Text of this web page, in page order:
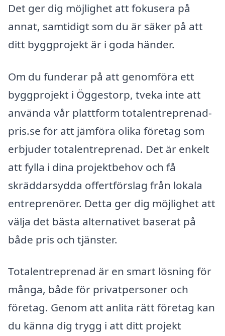
Det ger dig möjlighet att fokusera på
annat, samtidigt som du är säker på att
ditt byggprojekt är i goda händer.
Om du funderar på att genomföra ett
byggprojekt i Öggestorp, tveka inte att
använda vår plattform totalentreprenad-
pris.se för att jämföra olika företag som
erbjuder totalentreprenad. Det är enkelt
att fylla i dina projektbehov och få
skräddarsydda offertförslag från lokala
entreprenörer. Detta ger dig möjlighet att
välja det bästa alternativet baserat på
både pris och tjänster.
Totalentreprenad är en smart lösning för
många, både för privatpersoner och
företag. Genom att anlita rätt företag kan
du känna dig trygg i att ditt projekt